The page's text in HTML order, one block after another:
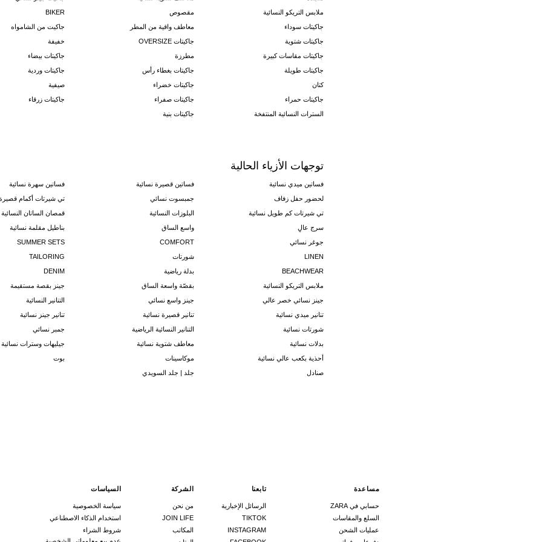
ملابس التريكو النسائية
مقصوص
BIKER
جاكيتات سوداء
معاطف واقية من المطر
جاكيت من الشامواه
جاكيتات شتوية
جاكيتات OVERSIZE
خفيفة
جاكيتات مقاسات كبيرة
مطرزة
جاكيتات بيضاء
جاكيتات طويلة
جاكيتات بغطاء رأس
جاكيتات وردية
كتان
جاكيتات خضراء
صيفية
جاكيتات حمراء
جاكيتات صفراء
جاكيتات زرقاء
السترات النسائية المنتفخة
جاكيتات بنية
توجهات الأزياء الحالية
فساتين ميدي نسائية فساتين قصيرة نسائية
فساتين سهرة نسائية
لحضور حفل زفاف
جمبسوت نسائي
تي شيرتات أكمام
تي شيرتات كم طويل نسائية
البلوزات النسائية
قمصان الساتان النسائية
سرج عالٍ
واسع الساق
بناطيل مقلمة نسائية
جوغر نسائي
COMFORT
SUMMER SETS
LINEN
شورتات
TAILORING
BEACHWEAR
بدلة رياضية
DENIM
ملابس التريكو النسائية
بقصّة واسعة الساق
جينز بقصة مستقيمة
جينز نسائي خصر عالي
جينز واسع نسائي
التنانير النسائية
تنانير ميدي نسائية
تنانير قصيرة نسائية
تنانير جينز نسائية
شورتات نسائية
التنانير النسائية الرياضية
جمبر نسائي
بدلات نسائية
معاطف شتوية نسائية
جيليهات وسترات نسائية
أحذية بكعب عالي نسائية
موكاسينات
بوت
صنادل
جلد | جلد السويدي
مساعدة
حسابي في ZARA
السلع والمقاسات
عمليات الشحن
تابعنا
الرسائل الإخبارية
TIKTOK
INSTAGRAM
الشركة
من نحن
JOIN LIFE
المكاتب
السياسات
سياسة الخصوصية
استخدام الذكاء الاصطناعي
شروط الشراء